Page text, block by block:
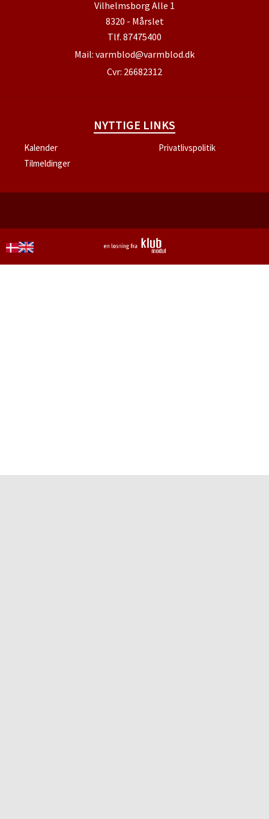
Vilhelmsborg Alle 1
8320 - Mårslet
Tlf. 87475400
Mail: varmblod@varmblod.dk
Cvr: 26682312
NYTTIGE LINKS
Kalender
Privatlivspolitik
Tilmeldinger